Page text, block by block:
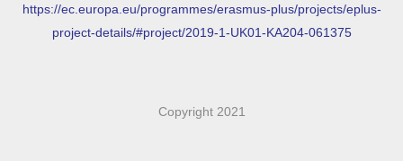
https://ec.europa.eu/programmes/erasmus-plus/projects/eplus-
project-details/#project/2019-1-UK01-KA204-061375
Copyright 2021